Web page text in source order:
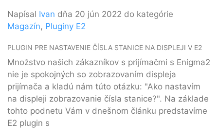
Napísal Ivan dňa 20 jún 2022 do kategórie
Magazín, Pluginy E2
PLUGIN PRE NASTAVENIE ČÍSLA STANICE NA DISPLEJI V E2
Množstvo našich zákazníkov s prijímačmi s Enigma2
nie je spokojných so zobrazovaním displeja
prijímača a kladú nám túto otázku: "Ako nastavím
na displeji zobrazovanie čísla stanice?". Na základe
tohto podnetu Vám v dnešnom článku predstavíme
E2 plugin s